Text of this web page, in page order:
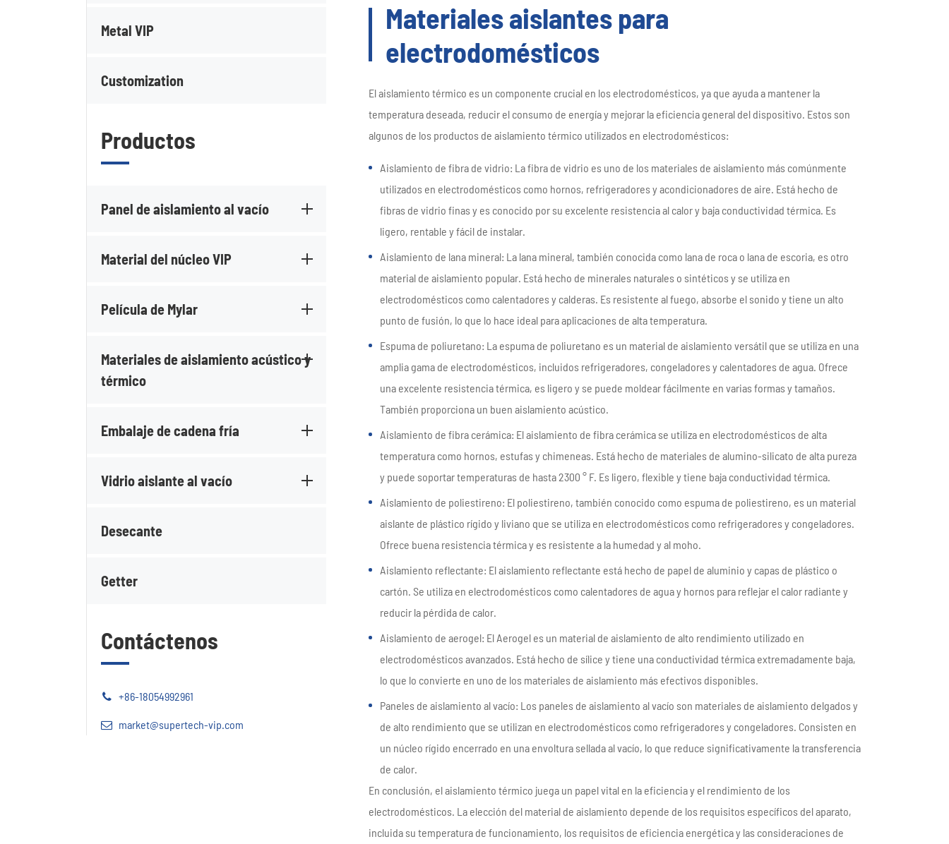
Metal VIP
Customization
Productos
Panel de aislamiento al vacío
Material del núcleo VIP
Película de Mylar
Materiales de aislamiento acústico y
térmico
Embalaje de cadena fría
Vidrio aislante al vacío
Desecante
Getter
Contáctenos
+86-18054992961
market@supertech-vip.com
Materiales aislantes para
electrodomésticos
El aislamiento térmico es un componente crucial en los electrodomésticos, ya que ayuda a mantener la
temperatura deseada, reducir el consumo de energía y mejorar la eficiencia general del dispositivo. Estos son
algunos de los productos de aislamiento térmico utilizados en electrodomésticos:
Aislamiento de fibra de vidrio: La fibra de vidrio es uno de los materiales de aislamiento más comúnmente
utilizados en electrodomésticos como hornos, refrigeradores y acondicionadores de aire. Está hecho de
fibras de vidrio finas y es conocido por su excelente resistencia al calor y baja conductividad térmica. Es
ligero, rentable y fácil de instalar.
Aislamiento de lana mineral: La lana mineral, también conocida como lana de roca o lana de escoria, es otro
material de aislamiento popular. Está hecho de minerales naturales o sintéticos y se utiliza en
electrodomésticos como calentadores y calderas. Es resistente al fuego, absorbe el sonido y tiene un alto
punto de fusión, lo que lo hace ideal para aplicaciones de alta temperatura.
Espuma de poliuretano: La espuma de poliuretano es un material de aislamiento versátil que se utiliza en una
amplia gama de electrodomésticos, incluidos refrigeradores, congeladores y calentadores de agua. Ofrece
una excelente resistencia térmica, es ligero y se puede moldear fácilmente en varias formas y tamaños.
También proporciona un buen aislamiento acústico.
Aislamiento de fibra cerámica: El aislamiento de fibra cerámica se utiliza en electrodomésticos de alta
temperatura como hornos, estufas y chimeneas. Está hecho de materiales de alumino-silicato de alta pureza
y puede soportar temperaturas de hasta 2300 ° F. Es ligero, flexible y tiene baja conductividad térmica.
Aislamiento de poliestireno: El poliestireno, también conocido como espuma de poliestireno, es un material
aislante de plástico rígido y liviano que se utiliza en electrodomésticos como refrigeradores y congeladores.
Ofrece buena resistencia térmica y es resistente a la humedad y al moho.
Aislamiento reflectante: El aislamiento reflectante está hecho de papel de aluminio y capas de plástico o
cartón. Se utiliza en electrodomésticos como calentadores de agua y hornos para reflejar el calor radiante y
reducir la pérdida de calor.
Aislamiento de aerogel: El Aerogel es un material de aislamiento de alto rendimiento utilizado en
electrodomésticos avanzados. Está hecho de sílice y tiene una conductividad térmica extremadamente baja,
lo que lo convierte en uno de los materiales de aislamiento más efectivos disponibles.
Paneles de aislamiento al vacío: Los paneles de aislamiento al vacío son materiales de aislamiento delgados y
de alto rendimiento que se utilizan en electrodomésticos como refrigeradores y congeladores. Consisten en
un núcleo rígido encerrado en una envoltura sellada al vacío, lo que reduce significativamente la transferencia
de calor.
En conclusión, el aislamiento térmico juega un papel vital en la eficiencia y el rendimiento de los
electrodomésticos. La elección del material de aislamiento depende de los requisitos específicos del aparato,
incluida su temperatura de funcionamiento, los requisitos de eficiencia energética y las consideraciones de